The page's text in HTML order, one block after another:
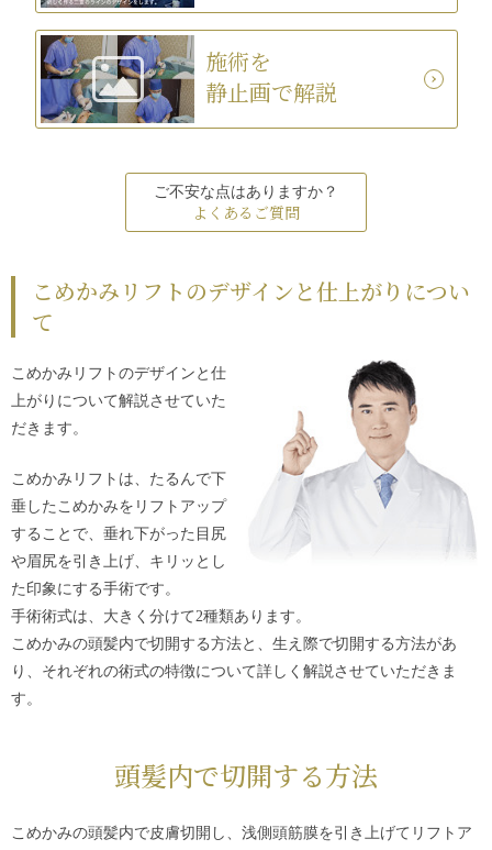
施術を
静止画で解説
ご不安な点はありますか？
よくあるご質問
こめかみリフトのデザインと仕上がりについ
て
こめかみリフトのデザインと仕
上がりについて解説させていた
だきます。
こめかみリフトは、たるんで下
垂したこめかみをリフトアップ
することで、垂れ下がった目尻
や眉尻を引き上げ、キリッとし
た印象にする手術です。
手術術式は、大きく分けて2種類あります。
こめかみの頭髪内で切開する方法と、生え際で切開する方法があ
り、それぞれの術式の特徴について詳しく解説させていただきま
す。
頭髪内で切開する方法
こめかみの頭髪内で皮膚切開し、浅側頭筋膜を引き上げてリフトア